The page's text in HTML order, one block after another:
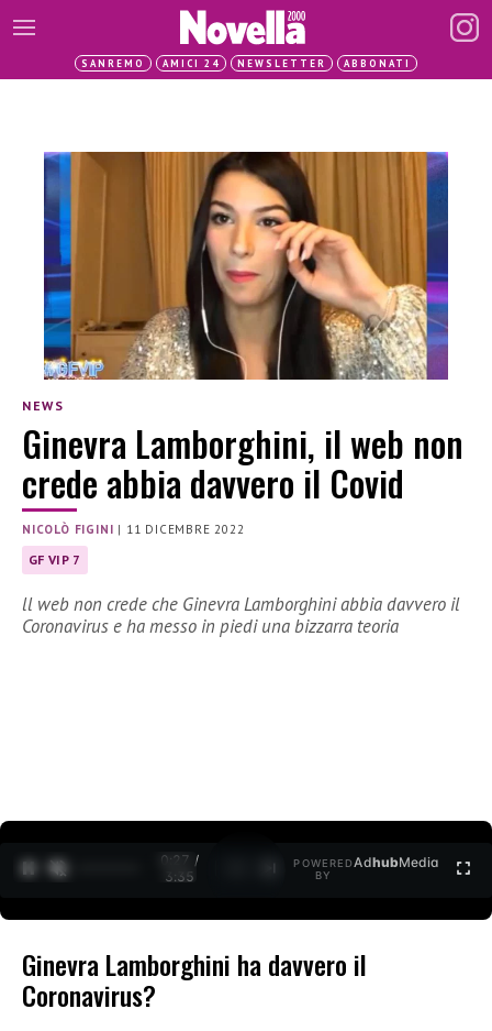
SANREMO AMICI 24 NEWSLETTER ABBONATI
NEWS
Ginevra Lamborghini, il web non
crede abbia davvero il Covid
NICOLÒ FIGINI | 11 DICEMBRE 2022
GF VIP 7
ll web non crede che Ginevra Lamborghini abbia davvero il
Coronavirus e ha messo in piedi una bizzarra teoria
0:28 /
3:35
POWERED
BY
AdhubMedia
Ginevra Lamborghini ha davvero il
Coronavirus?